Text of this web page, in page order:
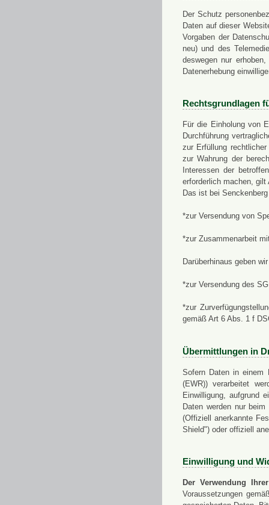
Der Schutz
Daten auf dieser
Vorgaben der
neu) und des
deswegen nur
Datenerhebung
Rechtsgrundlagen
Für die Einholung von
Durchführung
zur Erfüllung
zur Wahrung der
Interessen der
erforderlich machen,
Das ist bei
*zur Versendung von
*zur Zusammenarbeit
Darüberhinaus geben
*zur Versendung des
*zur
gemäß Art 6 Abs. 1 f
Übermittlungen in
Sofern Daten in einem
(EWR)) verarbeitet
Einwilligung, aufgrund
Daten werden nur
(Offiziell anerkannte
Shield") oder offiziell
Einwilligung und
Der Verwendung
Voraussetzungen